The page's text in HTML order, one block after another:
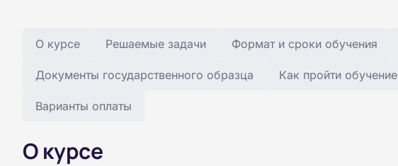
О курсе Решаемые задачи Формат и сроки обучения
Документы государственного образца Как пройти обучение
Варианты оплаты
О курсе